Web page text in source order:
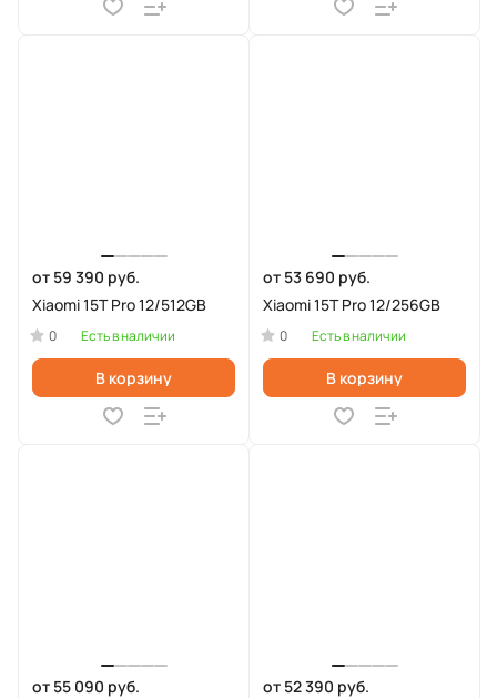
от 59 390 руб.
Xiaomi 15T Pro 12/512GB
0 Есть в наличии
В корзину
от 53 690 руб.
Xiaomi 15T Pro 12/256GB
0 Есть в наличии
В корзину
от 55 090 руб.
от 52 390 руб.